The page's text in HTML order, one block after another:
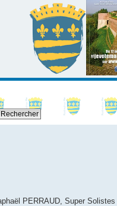
PERRAUD, Super